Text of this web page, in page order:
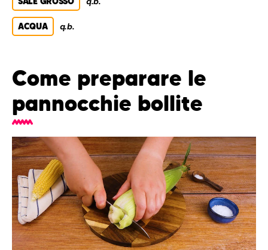
ACQUA q.b.
Come preparare le
pannocchie bollite